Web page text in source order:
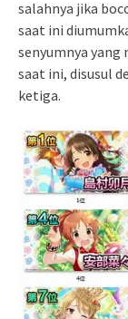
salahnya jika
saat ini
senyumnya
saat ini, disusul
ketiga.